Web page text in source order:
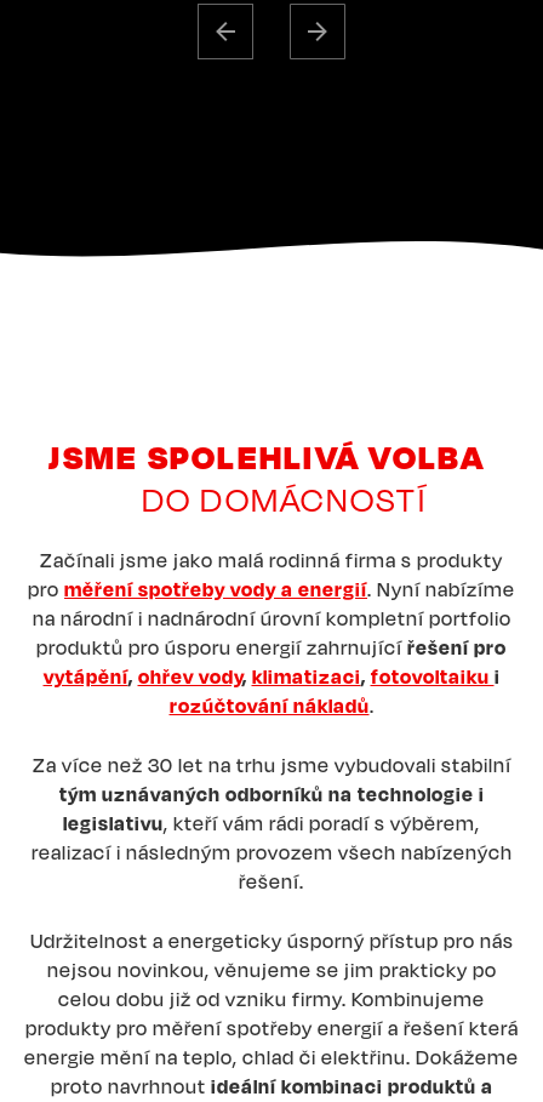
JSME SPOLEHLIVÁ VOLBA
DO DOMÁCNOSTÍ
Začínali jsme jako malá rodinná firma s produkty
pro měření spotřeby vody a energií. Nyní nabízíme
na národní i nadnárodní úrovní kompletní portfolio
produktů pro úsporu energií zahrnující řešení pro
vytápění, ohřev vody, klimatizaci, fotovoltaiku i
rozúčtování nákladů.
Za více než 30 let na trhu jsme vybudovali stabilní
tým uznávaných odborníků na technologie i
legislativu, kteří vám rádi poradí s výběrem,
realizací i následným provozem všech nabízených
řešení.
Udržitelnost a energeticky úsporný přístup pro nás
nejsou novinkou, věnujeme se jim prakticky po
celou dobu již od vzniku firmy. Kombinujeme
produkty pro měření spotřeby energií a řešení která
energie mění na teplo, chlad či elektřinu. Dokážeme
proto navrhnout ideální kombinaci produktů a